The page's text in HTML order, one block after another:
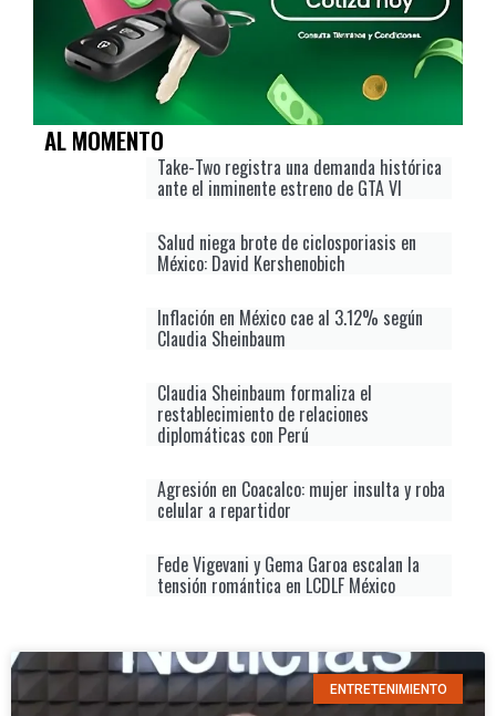
AL MOMENTO
Take-Two registra una demanda histórica
ante el inminente estreno de GTA VI
Salud niega brote de ciclosporiasis en
México: David Kershenobich
Inflación en México cae al 3.12% según
Claudia Sheinbaum
Claudia Sheinbaum formaliza el
restablecimiento de relaciones
diplomáticas con Perú
Agresión en Coacalco: mujer insulta y roba
celular a repartidor
Fede Vigevani y Gema Garoa escalan la
tensión romántica en LCDLF México
ENTRETENIMIENTO